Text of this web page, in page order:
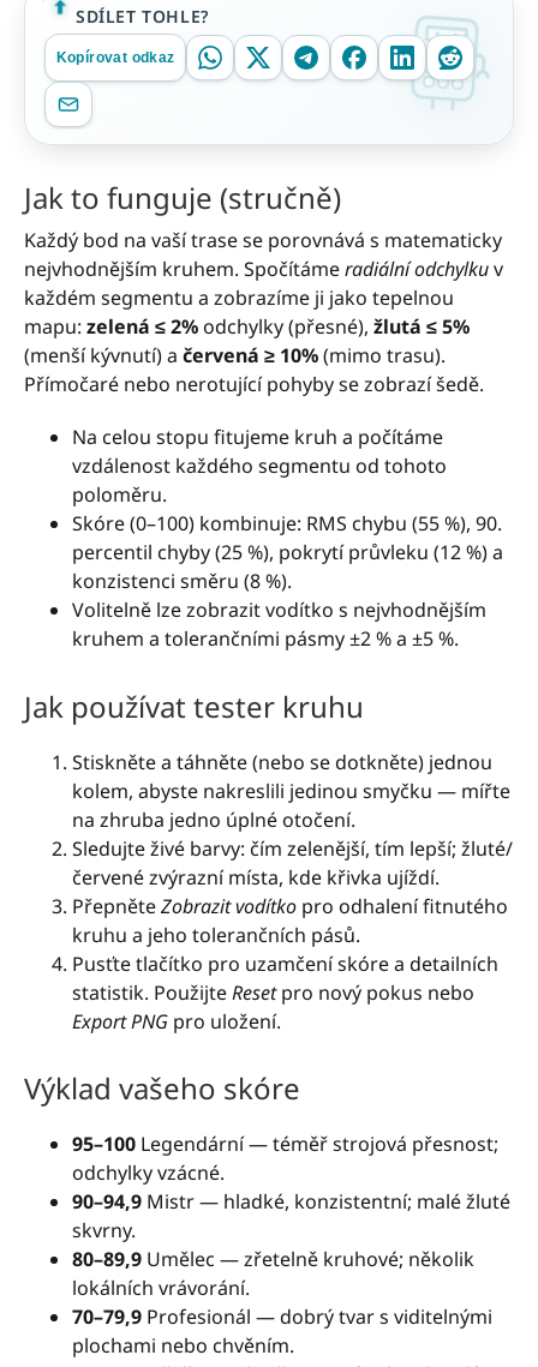
SDÍLET TOHLE?
Kopírovat odkaz
Jak to funguje (stručně)
Každý bod na vaší trase se porovnává s matematicky
nejvhodnějším kruhem. Spočítámeradiální odchylkuv
každém segmentu a zobrazíme ji jako tepelnou
mapu: zelená ≤ 2% odchylky (přesné), žlutá ≤ 5%
(menší kývnutí) a červená ≥ 10%(mimo trasu).
Přímočaré nebo nerotující pohyby se zobrazí šedě.
Na celou stopu fitujeme kruh a počítáme
vzdálenost každého segmentu od tohoto
poloměru.
Skóre (0–100) kombinuje: RMS chybu (55 %), 90.
percentil chyby (25 %), pokrytí průvleku (12 %) a
konzistenci směru (8 %).
Volitelně lze zobrazit vodítko s nejvhodnějším
kruhem a tolerančními pásmy ±2 % a ±5 %.
Jak používat tester kruhu
Stiskněte a táhněte (nebo se dotkněte) jednou
kolem, abyste nakreslili jedinou smyčku — mířte
na zhruba jedno úplné otočení.
Sledujte živé barvy: čím zelenější, tím lepší; žluté/
červené zvýrazní místa, kde křivka ujíždí.
PřepněteZobrazit vodítko pro odhalení fitnutého
kruhu a jeho tolerančních pásů.
Pusťte tlačítko pro uzamčení skóre a detailních
statistik. PoužijteResetpro nový pokus nebo
Export PNG pro uložení.
Výklad vašeho skóre
95–100 Legendární — téměř strojová přesnost;
odchylky vzácné.
90–94,9 Mistr — hladké, konzistentní; malé žluté
skvrny.
80–89,9 Umělec — zřetelně kruhové; několik
lokálních vrávorání.
70–79,9 Profesionál — dobrý tvar s viditelnými
plochami nebo chvěním.